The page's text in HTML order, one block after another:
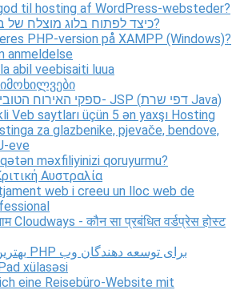
til hosting af WordPress-websteder?
כיצד לפתוח בלוג מוצלח של ביקורת ספרים?
PHP-version på XAMPP (Windows)?
anmeldelse
abil veebisaiti luua
10 ספקי האירוח הטובים ביותר ב- JSP (דפי שרת Java)
Veb saytları üçün 5 ən yaxşı Hosting
za glazbenike, pjevače, bendove,
eve
məxfiliyinizi qoruyurmu?
Αυστραλία
web i creeu un lloc web de
Cloudways - कौन सा प्रबंधित वर्डप्रेस होस्ट
10 بهترین چارچوب PHP برای توسعه دهندگان وب
xülasəsi
eine Reisebüro-Website mit